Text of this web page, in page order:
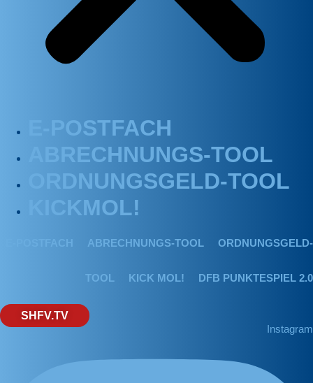
E-POSTFACH
ABRECHNUNGS-TOOL
ORDNUNGSGELD-TOOL
KICKMOL!
E-POSTFACH ABRECHNUNGS-TOOL ORDNUNGSGELD-
TOOL KICK MOL! DFB PUNKTESPIEL 2.0
SHFV.TV
Instagram